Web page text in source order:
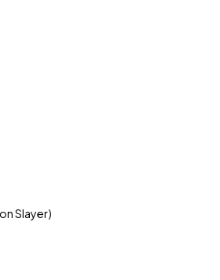
Slayer)